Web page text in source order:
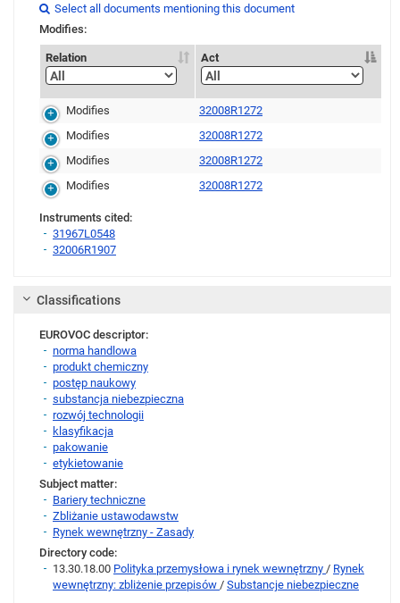
Link
Link
Link
 Select all documents mentioning this document
Modifies:
Relation Act
Modifies
32008R1272
Modifies
32008R1272
Modifies
32008R1272
Modifies
32008R1272
Instruments cited:
31967L0548
32006R1907
Classifications
EUROVOC descriptor:
norma handlowa
produkt chemiczny
postęp naukowy
substancja niebezpieczna
rozwój technologii
klasyfikacja
pakowanie
etykietowanie
Subject matter:
Bariery techniczne
Zbliżanie ustawodawstw
Rynek wewnętrzny - Zasady
Directory code:
13.30.18.00 Polityka przemysłowa i rynek wewnętrzny / Rynek
wewnętrzny: zbliżenie przepisów / Substancje niebezpieczne